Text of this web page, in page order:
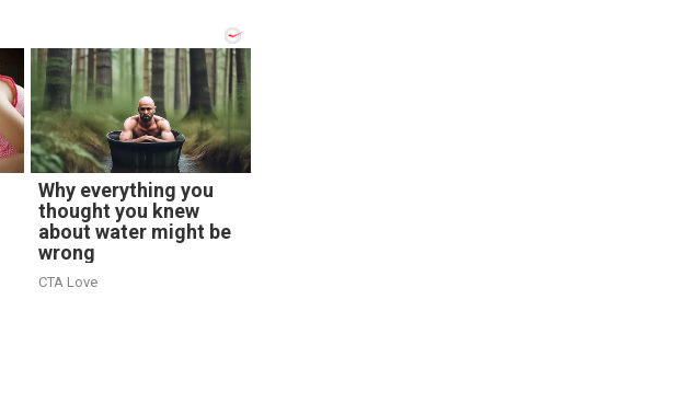
Why everything you
thought you knew
about water might be
wrong
CTA Love